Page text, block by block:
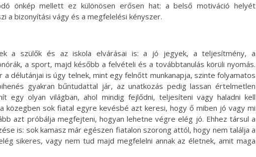
önkép mellett ez különösen erősen hat: a belső motiváció helyét
a bizonyítási vágy és a megfelelési kényszer.
a szülők és az iskola elvárásai is: a jó jegyek, a teljesítmény, a
a sport, majd később a felvételi és a továbbtanulás körüli nyomás.
a délutánjai is úgy telnek, mint egy felnőtt munkanapja, szinte folyamatos
gyakran bűntudattal jár, az unatkozás pedig lassan értelmetlen
egy olyan világban, ahol mindig fejlődni, teljesíteni vagy haladni kell
közegben sok fiatal egyre kevésbé azt keresi, hogy ő miben jó vagy mi
azt próbálja megfejteni, hogyan lehetne végre elég jó. Ehhez társul a
is: sok kamasz már egészen fiatalon szorong attól, hogy nem találja a
sikeres, vagy nem tud majd megfelelni annak az életnek, amit maga